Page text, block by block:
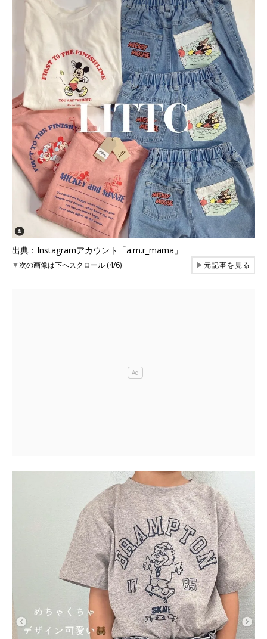
出典：Instagramアカウント「a.m.r_mama」
▼次の画像は下へスクロール (4/6) ▶元記事を見る